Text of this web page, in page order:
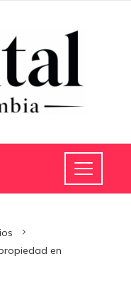
en